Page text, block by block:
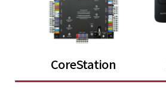
CoreStation